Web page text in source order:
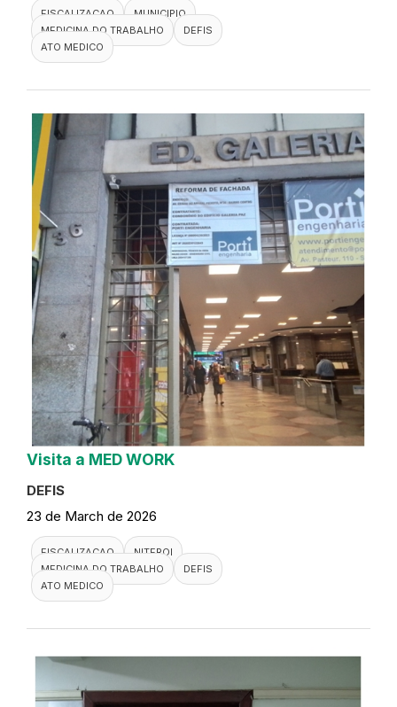
FISCALIZACAO
MUNICIPIO
MEDICINA DO TRABALHO
DEFIS
ATO MEDICO
Visita a MED WORK
DEFIS
23 de March de 2026
FISCALIZACAO
NITEROI
MEDICINA DO TRABALHO
DEFIS
ATO MEDICO